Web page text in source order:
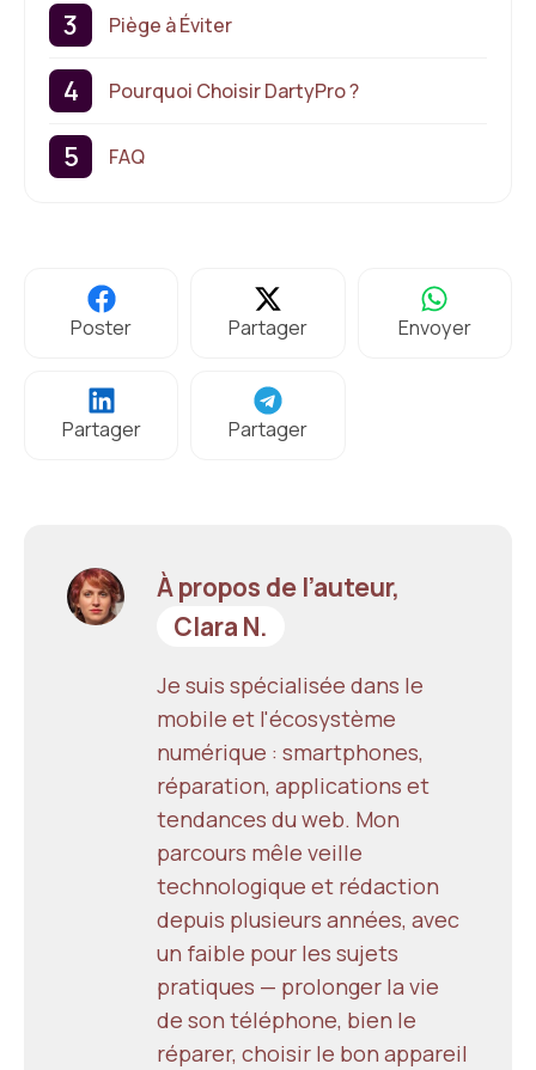
Piège à Éviter
Pourquoi Choisir DartyPro ?
FAQ
Poster Partager Envoyer
Partager Partager
À propos de l’auteur,
Clara N.
Je suis spécialisée dans le
mobile et l'écosystème
numérique : smartphones,
réparation, applications et
tendances du web. Mon
parcours mêle veille
technologique et rédaction
depuis plusieurs années, avec
un faible pour les sujets
pratiques — prolonger la vie
de son téléphone, bien le
réparer, choisir le bon appareil